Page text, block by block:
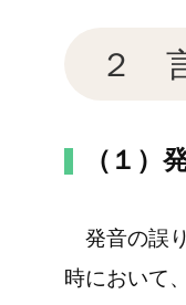
２
（１）
発音の誤
時において